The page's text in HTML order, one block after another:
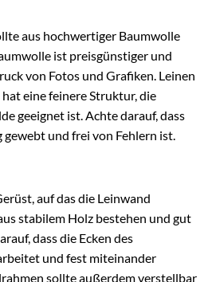
aus hochwertiger Baumwolle
ist preisgünstiger und
von Fotos und Grafiken. Leinen
eine feinere Struktur, die
geeignet ist. Achte darauf, dass
und frei von Fehlern ist.
auf das die Leinwand
stabilem Holz bestehen und gut
dass die Ecken des
und fest miteinander
sollte außerdem verstellbar